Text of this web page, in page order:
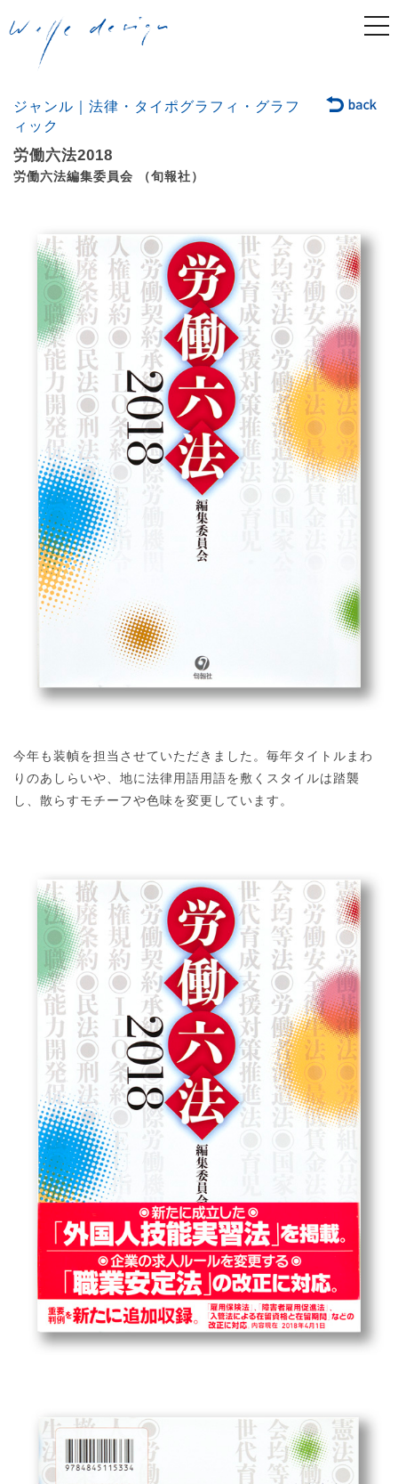
ジャンル｜法律・タイポグラフィ・グラフ
ィック
労働六法2018
労働六法編集委員会 （旬報社）
今年も装幀を担当させていただきました。毎年タイトルまわ
りのあしらいや、地に法律用語用語を敷くスタイルは踏襲
し、散らすモチーフや色味を変更しています。